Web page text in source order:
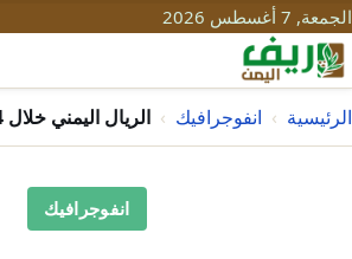
الجمعة, 7 أغسطس 2026
الرئيسية › انفوجرافيك › الريال اليمني خلال 2024
انفوجرافيك